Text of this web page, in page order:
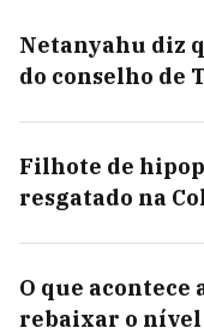
Netanyahu diz
do conselho de
Filhote de
resgatado na
O que acontece
rebaixar o nível